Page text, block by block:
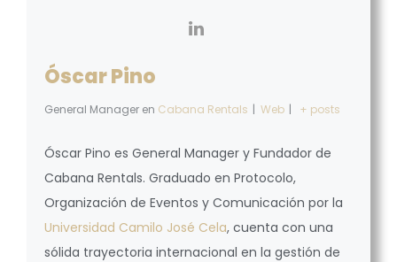
Óscar Pino
General Manager en Cabana Rentals | Web | + posts
Óscar Pino es General Manager y Fundador de
Cabana Rentals. Graduado en Protocolo,
Organización de Eventos y Comunicación por la
Universidad Camilo José Cela, cuenta con una
sólida trayectoria internacional en la gestión de